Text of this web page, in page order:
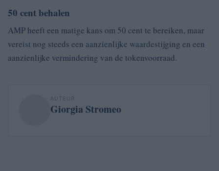
50 cent behalen
AMP heeft een matige kans om 50 cent te bereiken, maar
vereist nog steeds een aanzienlijke waardestijging en een
aanzienlijke vermindering van de tokenvoorraad.
AUTEUR
Giorgia Stromeo